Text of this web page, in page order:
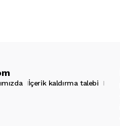
İçerik kaldırma talebi